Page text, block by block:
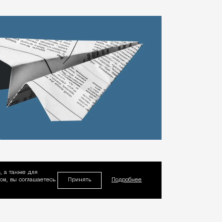
а также для
вы соглашаетесь
Принять Подробнее